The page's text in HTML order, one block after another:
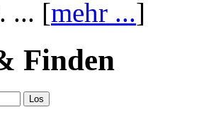
... [mehr ...]
Finden